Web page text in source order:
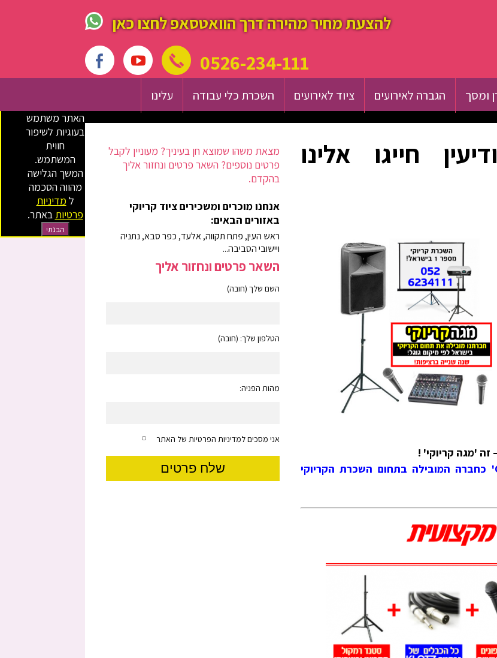
להצעת מחיר מהירה דרך הוואטסאפ לחצו כאן
0526-234-111
ומסך הגברה לאירועים ציוד לאירועים השכרת כלי עבודה עלינו
חייגו אלינו
>> זאת עובדה! חברתנו ממוקמת ע"י 'Google' כחברה המובילה בתחום השכרת הקריוקי
מצאת משהו שמוצא חן בעיניך? מעוניין לקבל
פרטים נוספים? השאר פרטים ונחזור אליך
בהקדם.
אנחנו מוכרים ומשכירים ציוד קריוקי
באזורים הבאים:
ראש העין, פתח תקווה, אלעד, כפר סבא, נתניה
ויישובי הסביבה...
השאר פרטים ונחזור אליך
השם שלך (חובה)
הטלפון שלך: (חובה)
מהות הפניה:
אני מסכים למדיניות הפרטיות של האתר
האתר משתמש
בעוגיות לשיפור
חווית
המשתמש.
המשך הגלישה
מהווה הסכמה
ל מדיניות
פרטיות באתר.
הבנתי